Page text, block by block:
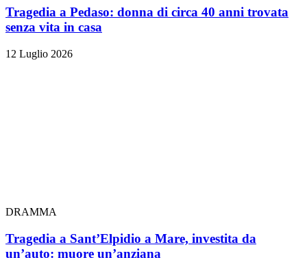
Tragedia a Pedaso: donna di circa 40 anni trovata
senza vita in casa
12 Luglio 2026
DRAMMA
Tragedia a Sant’Elpidio a Mare, investita da
un’auto: muore un’anziana